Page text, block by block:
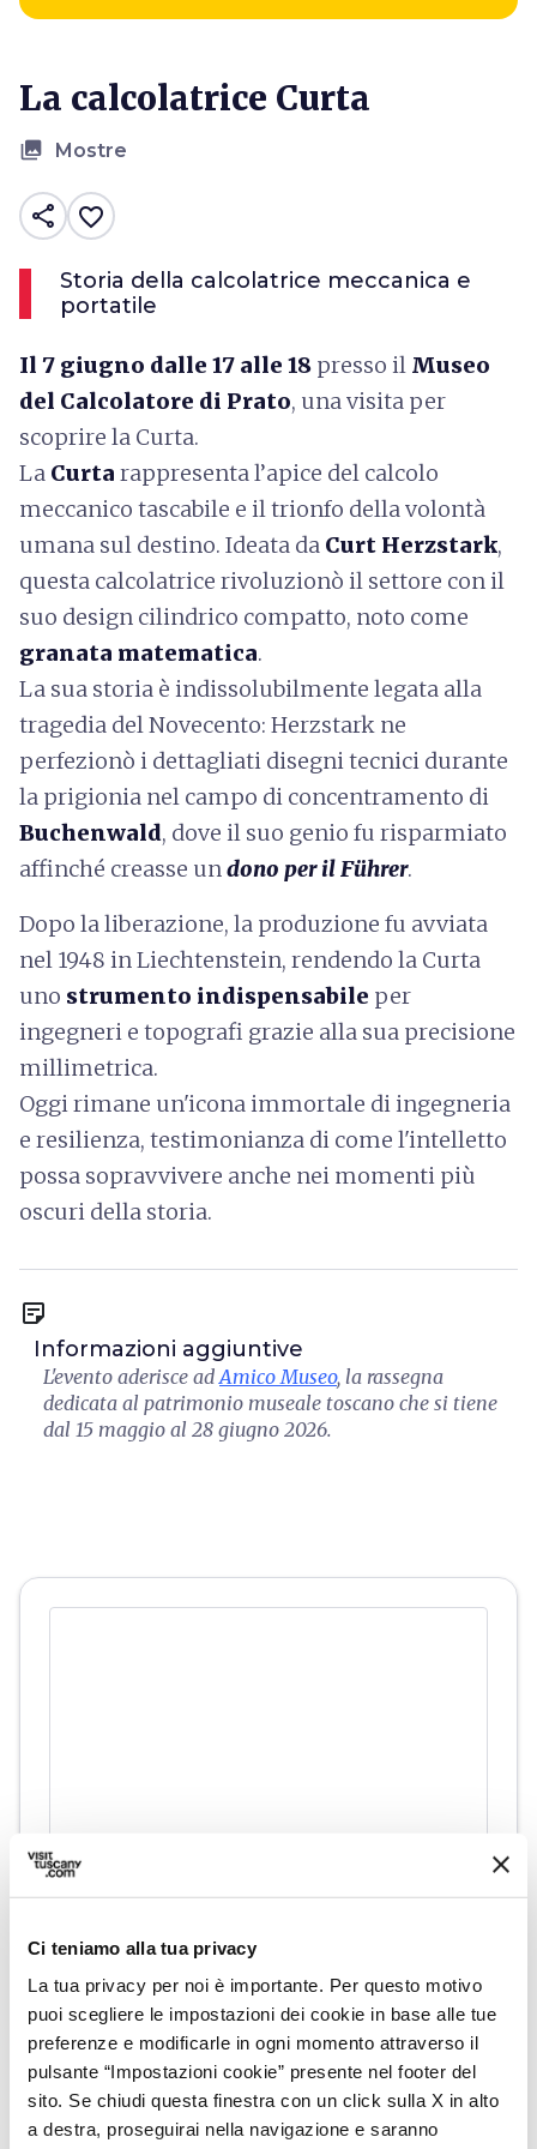
Ci teniamo alla tua privacy
La tua privacy per noi è importante. Per questo motivo
puoi scegliere le impostazioni dei cookie in base alle tue
preferenze e modificarle in ogni momento attraverso il
pulsante “Impostazioni cookie” presente nel footer del
sito. Se chiudi questa finestra con un click sulla X in alto
a destra, proseguirai nella navigazione e saranno
La calcolatrice Curta
collections Mostre
share favorite_border
Storia della calcolatrice meccanica e
portatile
Il 7 giugno dalle 17 alle 18 presso il Museo
del Calcolatore di Prato, una visita per
scoprire la Curta.
La Curta rappresenta l’apice del calcolo
meccanico tascabile e il trionfo della volontà
umana sul destino. Ideata da Curt Herzstark,
questa calcolatrice rivoluzionò il settore con il
suo design cilindrico compatto, noto come
granata matematica.
La sua storia è indissolubilmente legata alla
tragedia del Novecento: Herzstark ne
perfezionò i dettagliati disegni tecnici durante
la prigionia nel campo di concentramento di
Buchenwald, dove il suo genio fu risparmiato
affinché creasse undono per il Führer.
Dopo la liberazione, la produzione fu avviata
nel 1948 in Liechtenstein, rendendo la Curta
uno strumento indispensabile per
ingegneri e topografi grazie alla sua precisione
millimetrica.
Oggi rimane un'icona immortale di ingegneria
e resilienza, testimonianza di come l'intelletto
possa sopravvivere anche nei momenti più
oscuri della storia.
sticky_note_2
Informazioni aggiuntive
L'evento aderisce adAmico Museo, la rassegna
dedicata al patrimonio museale toscano che si tiene
dal 15 maggio al 28 giugno 2026.
directions Indicazioni
Informazioni
home Dove
Via Aiale, 15, 59100 Prato PO
schedule Quando